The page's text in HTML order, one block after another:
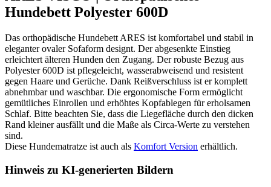
Hundebett Polyester 600D
Das orthopädische Hundebett ARES ist komfortabel und stabil in
eleganter ovaler Sofaform designt. Der abgesenkte Einstieg
erleichtert älteren Hunden den Zugang. Der robuste Bezug aus
Polyester 600D ist pflegeleicht, wasserabweisend und resistent
gegen Haare und Gerüche. Dank Reißverschluss ist er komplett
abnehmbar und waschbar. Die ergonomische Form ermöglicht
gemütliches Einrollen und erhöhtes Kopfablegen für erholsamen
Schlaf. Bitte beachten Sie, dass die Liegefläche durch den dicken
Rand kleiner ausfällt und die Maße als Circa-Werte zu verstehen
sind.
Diese Hundematratze ist auch als Komfort Version erhältlich.
Hinweis zu KI-generierten Bildern